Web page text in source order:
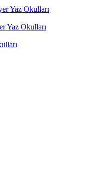
Yaz Okulları
Yaz Okulları